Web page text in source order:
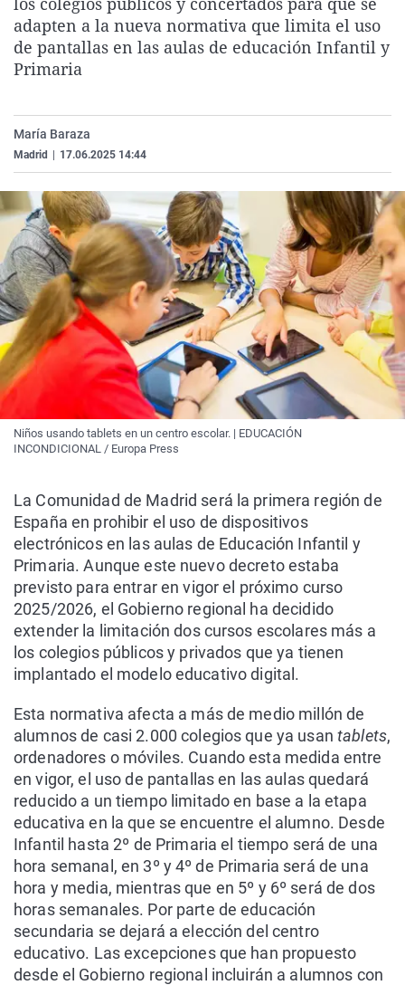
La rosa de los vientos
Gente viajera
Caso
Retornados
Extremadura
Galicia
Virales
Televisión
adapten a la nueva normativa que limita el uso
de pantallas en las aulas de educación Infantil y
Primaria
María Baraza
Madrid 17.06.2025 14:44
Niños usando tablets en un centro escolar. | EDUCACIÓN
INCONDICIONAL / Europa Press
La Comunidad de Madrid será la primera región de
España en prohibir el uso de dispositivos
electrónicos en las aulas de Educación Infantil y
Primaria. Aunque este nuevo decreto estaba
previsto para entrar en vigor el próximo curso
2025/2026, el Gobierno regional ha decidido
extender la limitación dos cursos escolares más a
los colegios públicos y privados que ya tienen
implantado el modelo educativo digital.
Esta normativa afecta a más de medio millón de
alumnos de casi 2.000 colegios que ya usantablets,
ordenadores o móviles. Cuando esta medida entre
en vigor, el uso de pantallas en las aulas quedará
reducido a un tiempo limitado en base a la etapa
educativa en la que se encuentre el alumno. Desde
Infantil hasta 2º de Primaria el tiempo será de una
hora semanal, en 3º y 4º de Primaria será de una
hora y media, mientras que en 5º y 6º será de dos
horas semanales. Por parte de educación
secundaria se dejará a elección del centro
educativo. Las excepciones que han propuesto
desde el Gobierno regional incluirán a alumnos con